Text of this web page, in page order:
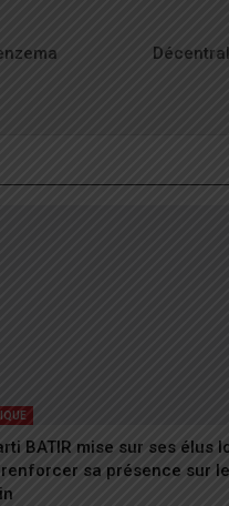
BATIR mise sur ses élus
sa présence sur le